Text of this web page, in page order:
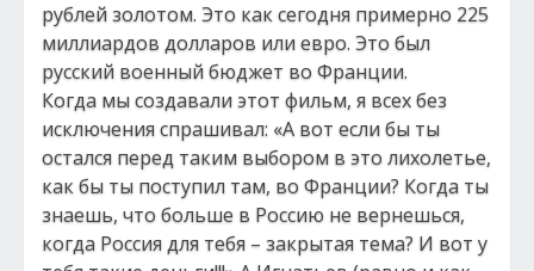
рублей золотом. Это как сегодня примерно 225
миллиардов долларов или евро. Это был
русский военный бюджет во Франции.
Когда мы создавали этот фильм, я всех без
исключения спрашивал: «А вот если бы ты
остался перед таким выбором в это лихолетье,
как бы ты поступил там, во Франции? Когда ты
знаешь, что больше в Россию не вернешься,
когда Россия для тебя – закрытая тема? И вот у